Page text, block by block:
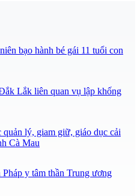
bạo hành bé gái 11 tuổi con
Lắk liên quan vụ lập khống
lý, giam giữ, giáo dục cải
Cà Mau
y tâm thần Trung ương